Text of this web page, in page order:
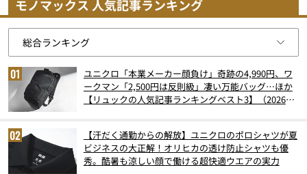
モノマックス 人気記事ランキング
ユニクロ「本業メーカー顔負け」奇跡の4,990円、ワ
ークマン「2,500円は反則級」凄い万能バッグ…ほか
【リュックの人気記事ランキングベスト3】（2026年
【汗だく通勤からの解放】ユニクロのポロシャツが夏
ビジネスの大正解！オリヒカの透け防止シャツも優
秀。酷暑も涼しい顔で働ける超快適ウエアの実力